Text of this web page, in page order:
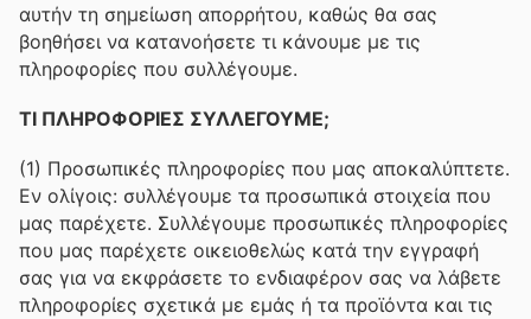
αυτήν τη σημείωση απορρήτου, καθώς θα σας
βοηθήσει να κατανοήσετε τι κάνουμε με τις
πληροφορίες που συλλέγουμε.
ΤΙ ΠΛΗΡΟΦΟΡΙΕΣ ΣΥΛΛΕΓΟΥΜΕ;
(1) Προσωπικές πληροφορίες που μας αποκαλύπτετε.
Εν ολίγοις: συλλέγουμε τα προσωπικά στοιχεία που
μας παρέχετε. Συλλέγουμε προσωπικές πληροφορίες
που μας παρέχετε οικειοθελώς κατά την εγγραφή
σας για να εκφράσετε το ενδιαφέρον σας να λάβετε
πληροφορίες σχετικά με εμάς ή τα προϊόντα και τις